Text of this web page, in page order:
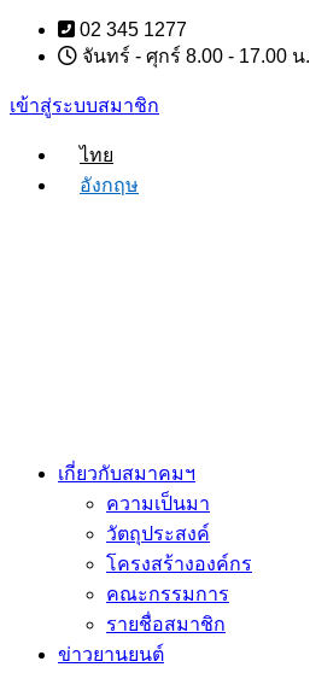
Skip
content
02 345 1277
จันทร์ - ศุกร์ 8.00 - 17.00 น.
เข้าสู่ระบบสมาชิก
ไทย
อังกฤษ
เกี่ยวกับสมาคมฯ
ความเป็นมา
วัตถุประสงค์
โครงสร้างองค์กร
คณะกรรมการ
รายชื่อสมาชิก
ข่าวยานยนต์